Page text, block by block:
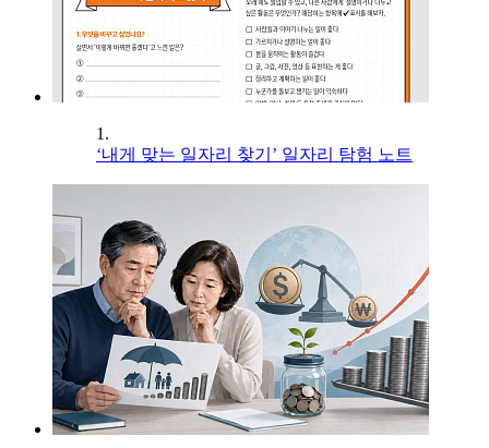
1.
‘내게 맞는 일자리 찾기’ 일자리 탐험 노트